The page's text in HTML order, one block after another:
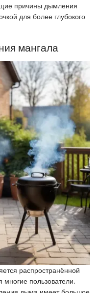
причины дымления
для более глубокого
мангала
распространённой
многие пользователи.